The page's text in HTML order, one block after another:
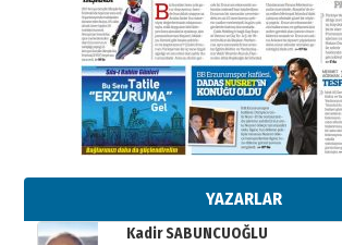
YAZARLAR
Cem Bakırcı
Ardında bıraktığı hatıralarıyla
gönül adamı Faruk Terzioğlu!
13 Mayıs 2026 Çarşamba
Esat BİNDESEN
Başkan Sekmen’den Erzurum’a
bir vizyon proje daha!
02 Ağustos 2026 Pazar
Kadir SABUNCUOĞLU